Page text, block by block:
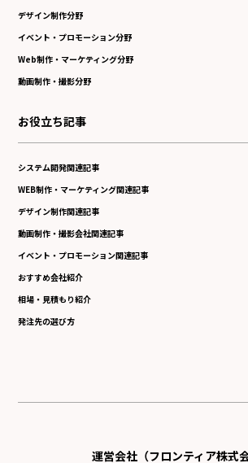
デザイン制作分野
イベント・プロモーション分野
Web制作・マーケティング分野
動画制作・撮影分野
お役立ち記事
システム開発関連記事
WEB制作・マーケティング関連記事
デザイン制作関連記事
動画制作・撮影会社関連記事
イベント・プロモーション関連記事
おすすめ会社紹介
相場・見積もり紹介
発注先の選び方
運営会社（フロンティア株式会